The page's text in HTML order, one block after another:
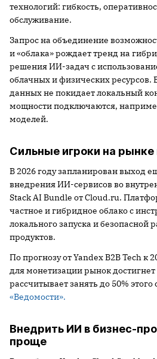
технологий: гибкость,
обслуживание.
Запрос на объединение
и «облака» рождает тренд на
решения ИИ-задач с
облачных и физических ресурсов.
данных не покидает локальный
мощности подключаются,
моделей.
Сильные игроки на
В 2026 году запланирован выход
внедрения ИИ-сервисов во
Stack AI Bundle от Cloud.ru.
частное и гибридное облако с
локального запуска и безопасной
продуктов.
По прогнозу от Yandex B2B Tech к
для монетизации рынок
рассчитывает занять до 50%
«Ведомости».
Внедрить ИИ в бизнес-
проще